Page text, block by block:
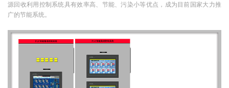
源回收利用控制系统具有效率高、节能、污染小等优点，成为目前国家大力推
广的节能系统。